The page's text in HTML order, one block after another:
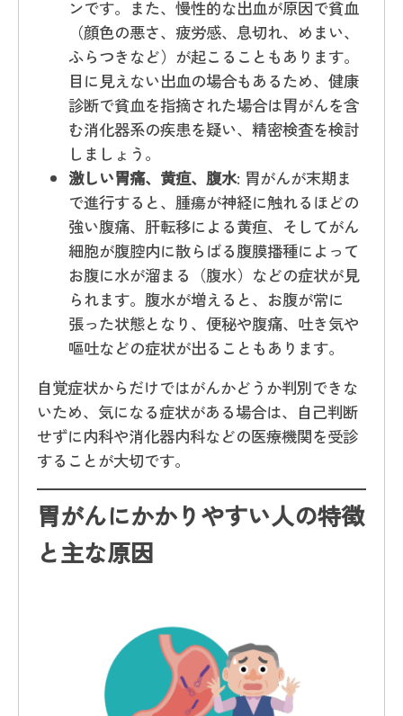
ンです。また、慢性的な出血が原因で貧血
（顔色の悪さ、疲労感、息切れ、めまい、
ふらつきなど）が起こることもあります。
目に見えない出血の場合もあるため、健康
診断で貧血を指摘された場合は胃がんを含
む消化器系の疾患を疑い、精密検査を検討
しましょう。
激しい胃痛、黄疸、腹水: 胃がんが末期ま
で進行すると、腫瘍が神経に触れるほどの
強い腹痛、肝転移による黄疸、そしてがん
細胞が腹腔内に散らばる腹膜播種によって
お腹に水が溜まる（腹水）などの症状が見
られます。腹水が増えると、お腹が常に
張った状態となり、便秘や腹痛、吐き気や
嘔吐などの症状が出ることもあります。
自覚症状からだけではがんかどうか判別できな
いため、気になる症状がある場合は、自己判断
せずに内科や消化器内科などの医療機関を受診
することが大切です。
胃がんにかかりやすい人の特徴
と主な原因